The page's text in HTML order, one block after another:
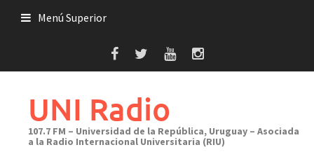
Menú Superior
UNI Radio
107.7 FM – Universidad de la República, Uruguay – Asociada
a la Radio Internacional Universitaria (RIU)